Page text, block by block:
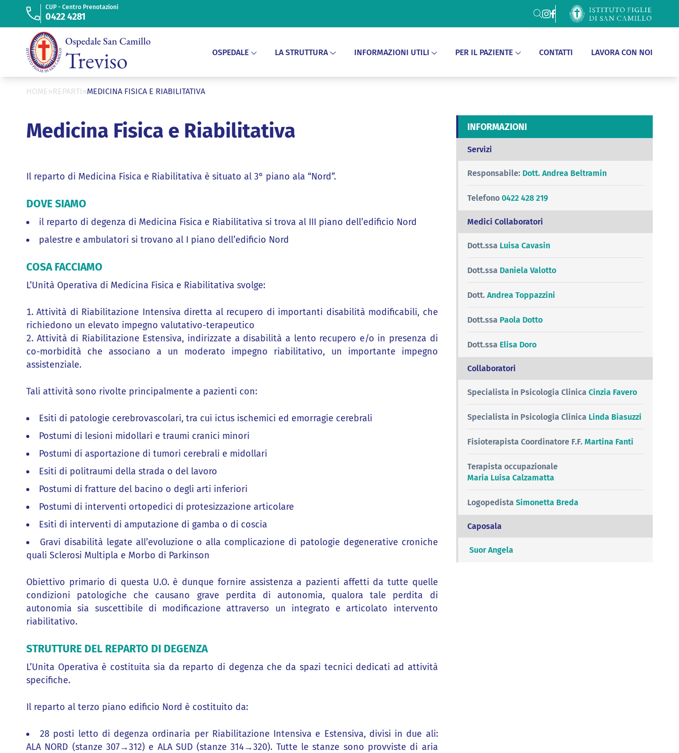
ISTITUTO FIGLIE
DI SAN CAMILLOCUP - Centro Prenotazioni
0422 4281
Cerca
OSPEDALE
LA STRUTTURA INFORMAZIONI UTILI PER IL PAZIENTE CONTATTI LAVORA CON NOI
HOME»REPARTI»MEDICINA FISICA E RIABILITATIVA
Medicina Fisica e Riabilitativa
Il reparto di Medicina Fisica e Riabilitativa è situato al 3° piano ala “Nord”.
DOVE SIAMO
il reparto di degenza di Medicina Fisica e Riabilitativa si trova al III piano dell’edificio Nord
palestre e ambulatori si trovano al I piano dell’edificio Nord
COSA FACCIAMO
L’Unità Operativa di Medicina Fisica e Riabilitativa svolge:
Attività di Riabilitazione Intensiva diretta al recupero di importanti disabilità modificabili, che
richiedono un elevato impegno valutativo-terapeutico
Attività di Riabilitazione Estensiva, indirizzate a disabilità a lento recupero e/o in presenza di
co-morbidità che associano a un moderato impegno riabilitativo, un importante impegno
assistenziale.
Tali attività sono rivolte principalmente a pazienti con:
Esiti di patologie cerebrovascolari, tra cui ictus ischemici ed emorragie cerebrali
Postumi di lesioni midollari e traumi cranici minori
Postumi di asportazione di tumori cerebrali e midollari
Esiti di politraumi della strada o del lavoro
Postumi di fratture del bacino o degli arti inferiori
Postumi di interventi ortopedici di protesizzazione articolare
Esiti di interventi di amputazione di gamba o di coscia
Gravi disabilità legate all’evoluzione o alla complicazione di patologie degenerative croniche
quali Sclerosi Multipla e Morbo di Parkinson
Obiettivo primario di questa U.O. è dunque fornire assistenza a pazienti affetti da tutte quelle
condizioni patologiche che causano grave perdita di autonomia, qualora tale perdita di
autonomia sia suscettibile di modificazione attraverso un integrato e articolato intervento
riabilitativo.
STRUTTURE DEL REPARTO DI DEGENZA
L’Unita Operativa è costituita sia da reparto di degenza che da spazi tecnici dedicati ad attività
specifiche.
Il reparto al terzo piano edificio Nord è costituito da:
28 posti letto di degenza ordinaria per Riabilitazione Intensiva e Estensiva, divisi in due ali:
ALA NORD (stanze 307→312) e ALA SUD (stanze 314→320). Tutte le stanze sono provviste di aria
INFORMAZIONI
Servizi
Responsabile: Dott. Andrea Beltramin
Telefono 0422 428 219
Medici Collaboratori
Dott.ssa Luisa Cavasin
Dott.ssa Daniela Valotto
Dott. Andrea Toppazzini
Dott.ssa Paola Dotto
Dott.ssa Elisa Doro
Collaboratori
Specialista in Psicologia Clinica Cinzia Favero
Specialista in Psicologia Clinica Linda Biasuzzi
Fisioterapista Coordinatore F.F. Martina Fanti
Terapista occupazionale
Maria Luisa Calzamatta
Logopedista Simonetta Breda
Caposala
Suor Angela
PER IL
PAZIENTE
CONTATTI